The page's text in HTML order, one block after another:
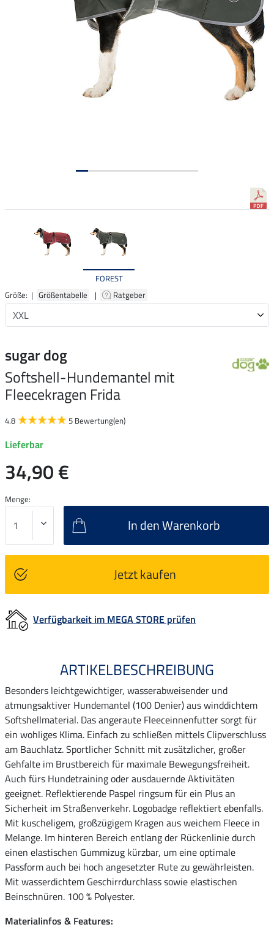
FOREST
Größe: | Größentabelle | Ratgeber
sugar dog
Softshell-Hundemantel mit
Fleecekragen Frida
4.8 5 Bewertung(en)
Lieferbar
34,90 €
Menge:
In den Warenkorb
Jetzt kaufen
Verfügbarkeit im MEGA STORE prüfen
ARTIKELBESCHREIBUNG
Besonders leichtgewichtiger, wasserabweisender und
atmungsaktiver Hundemantel (100 Denier) aus winddichtem
Softshellmaterial. Das angeraute Fleeceinnenfutter sorgt für
ein wohliges Klima. Einfach zu schließen mittels Clipverschluss
am Bauchlatz. Sportlicher Schnitt mit zusätzlicher, großer
Gehfalte im Brustbereich für maximale Bewegungsfreiheit.
Auch fürs Hundetraining oder ausdauernde Aktivitäten
geeignet. Reflektierende Paspel ringsum für ein Plus an
Sicherheit im Straßenverkehr. Logobadge reflektiert ebenfalls.
Mit kuscheligem, großzügigem Kragen aus weichem Fleece in
Melange. Im hinteren Bereich entlang der Rückenlinie durch
einen elastischen Gummizug kürzbar, um eine optimale
Passform auch bei hoch angesetzter Rute zu gewährleisten.
Mit wasserdichtem Geschirrdurchlass sowie elastischen
Beinschnüren. 100 % Polyester.
Materialinfos & Features: